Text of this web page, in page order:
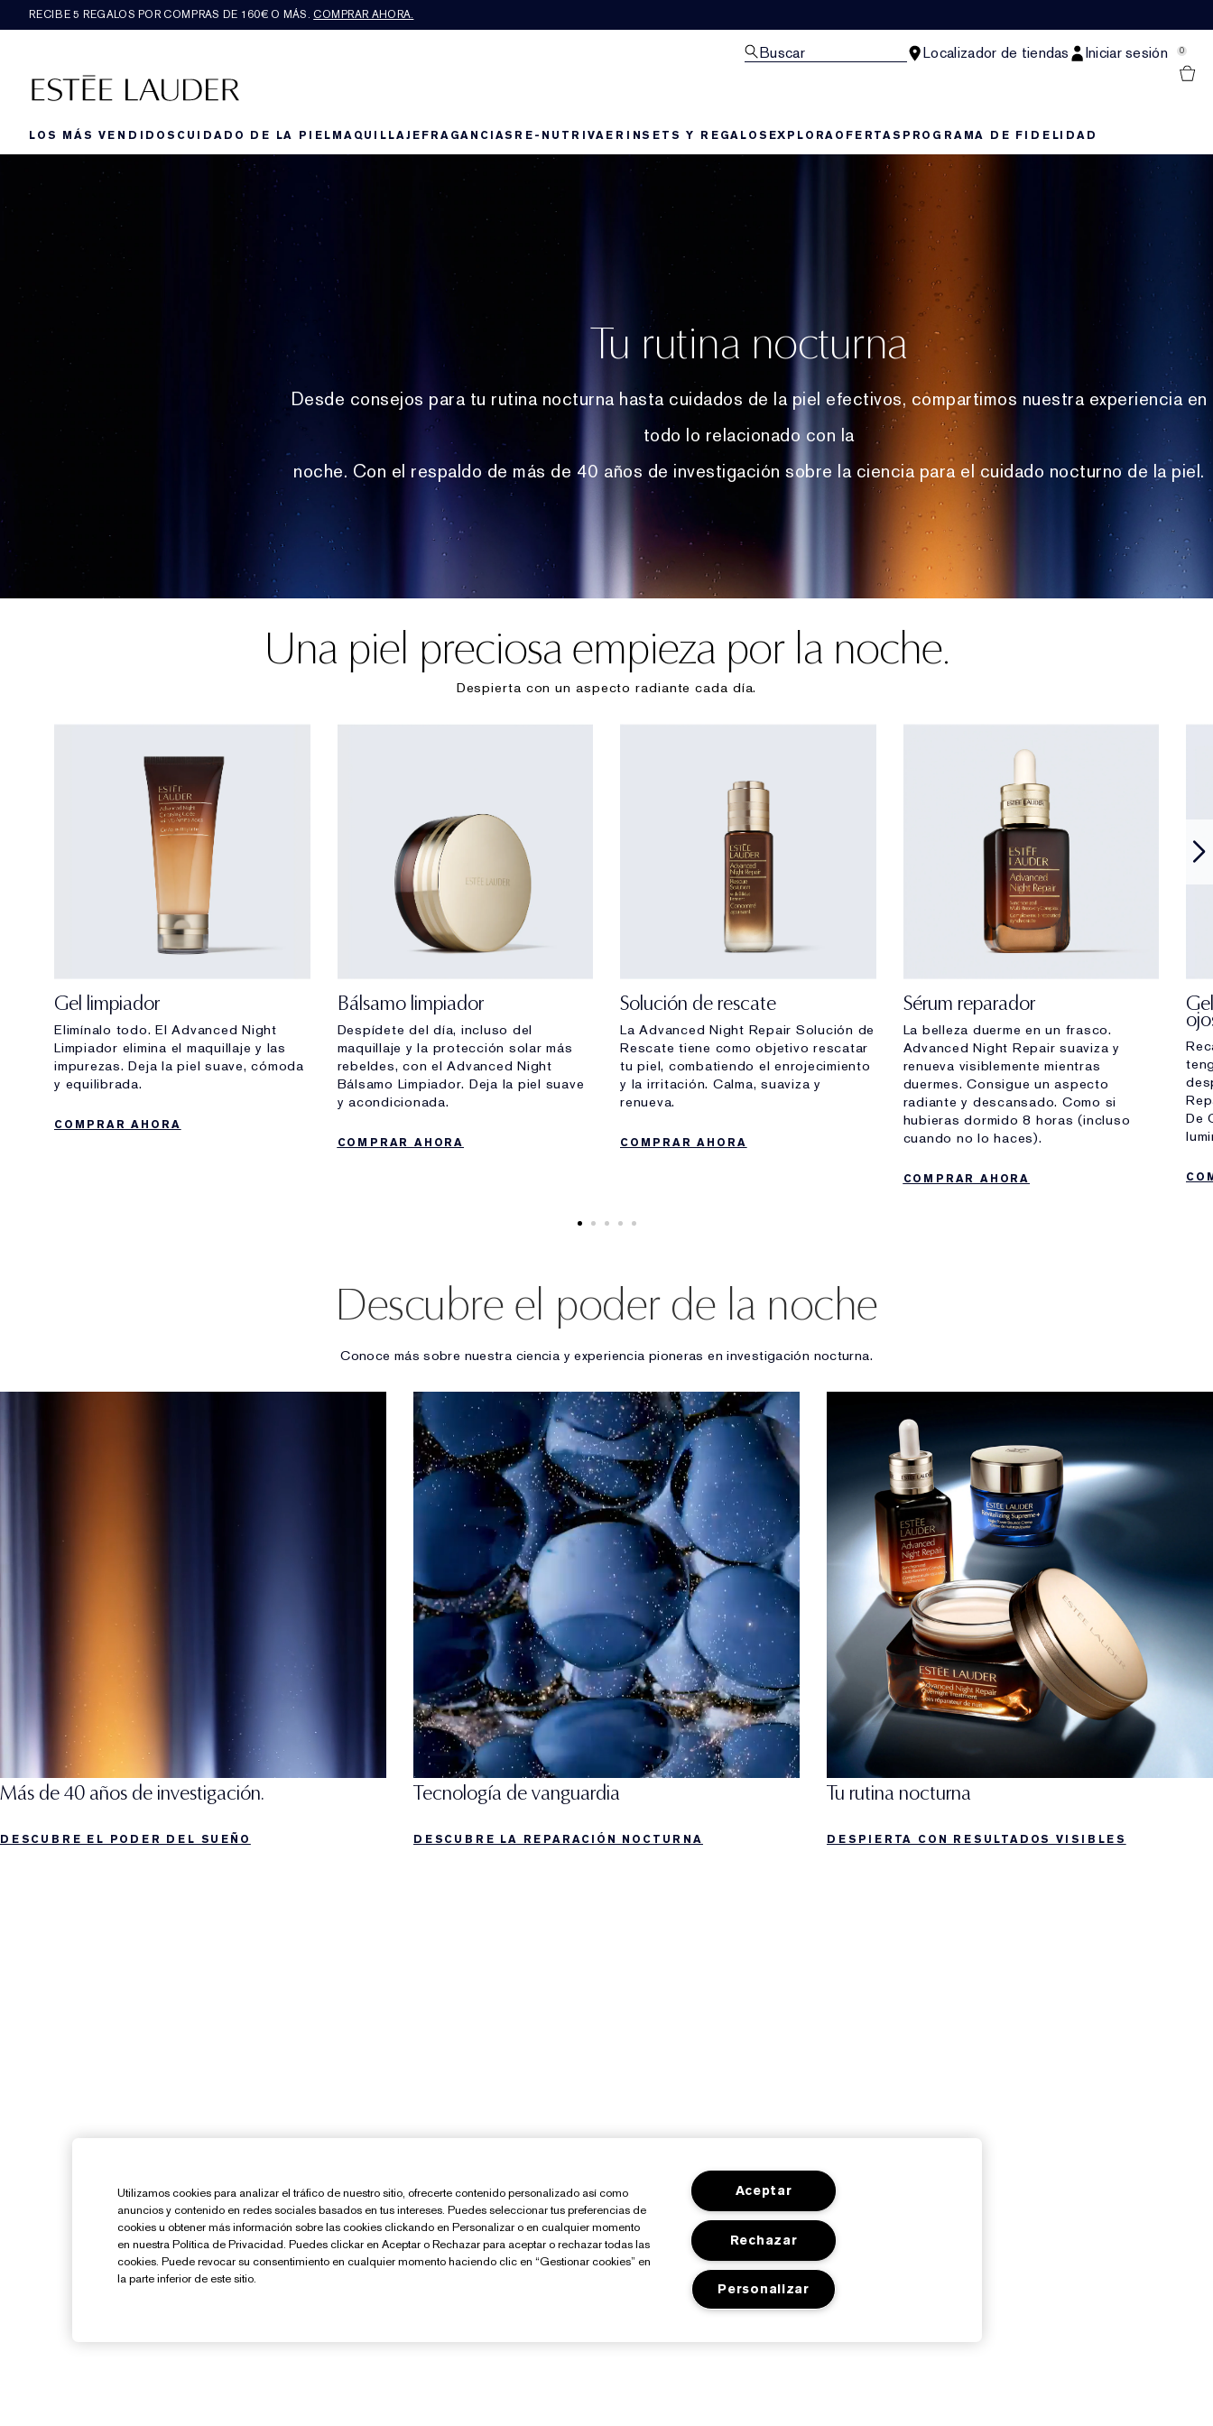
RECIBE 5 REGALOS POR COMPRAS DE 160€ O MÁS. COMPRAR AHORA.
Buscar Localizador de tiendas Iniciar sesión 0
LOS MÁS VENDIDOS CUIDADO DE LA PIELMAQUILLAJEFRAGANCIAS RE-NUTRIVAERINSETS Y REGALOS EXPLORAOFERTAS PROGRAMA DE FIDELIDAD
Tu rutina nocturna
Desde consejos para tu rutina nocturna hasta cuidados de la piel efectivos, compartimos nuestra experiencia en
todo lo relacionado con la
noche. Con el respaldo de más de 40 años de investigación sobre la ciencia para el cuidado nocturno de la piel.
Una piel preciosa empieza por la noche.
Despierta con un aspecto radiante cada día.
Gel limpiador
Elimínalo todo. El Advanced Night
Limpiador elimina el maquillaje y las
impurezas. Deja la piel suave, cómoda
y equilibrada.
COMPRAR AHORA
Bálsamo limpiador
Despídete del día, incluso del
maquillaje y la protección solar más
rebeldes, con el Advanced Night
Bálsamo Limpiador. Deja la piel suave
y acondicionada.
COMPRAR AHORA
Solución de rescate
La Advanced Night Repair Solución de
Rescate tiene como objetivo rescatar
tu piel, combatiendo el enrojecimiento
y la irritación. Calma, suaviza y
renueva.
COMPRAR AHORA
Sérum reparador
La belleza duerme en un frasco.
Advanced Night Repair suaviza y
renueva visiblemente mientras
duermes. Consigue un aspecto
radiante y descansado. Como si
hubieras dormido 8 horas (incluso
cuando no lo haces).
COMPRAR AHORA
De
Descubre el poder de la noche
Conoce más sobre nuestra ciencia y experiencia pioneras en investigación nocturna.
Más de 40 años de investigación.
DESCUBRE EL PODER DEL SUEÑO
Tecnología de vanguardia
DESCUBRE LA REPARACIÓN NOCTURNA
Tu rutina nocturna
DESPIERTA CON RESULTADOS VISIBLES
Utilizamos cookies para analizar el tráfico de nuestro sitio, ofrecerte contenido personalizado así como
anuncios y contenido en redes sociales basados en tus intereses. Puedes seleccionar tus preferencias de
cookies u obtener más información sobre las cookies clickando en Personalizar o en cualquier momento
en nuestra Política de Privacidad. Puedes clickar en Aceptar o Rechazar para aceptar o rechazar todas las
cookies. Puede revocar su consentimiento en cualquier momento haciendo clic en “Gestionar cookies” en
la parte inferior de este sitio.
Aceptar
Rechazar
Personalizar